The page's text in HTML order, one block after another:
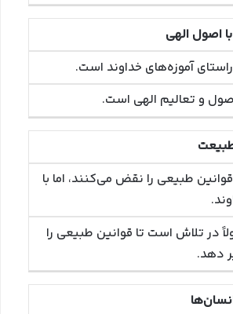
اصول الهی
راستای آموزه‌های خداوند است.
و تعالیم الهی است.
طبیعی را نقض می‌کنند، اما با
در تلاش است تا قوانین طبیعی را
دهد.